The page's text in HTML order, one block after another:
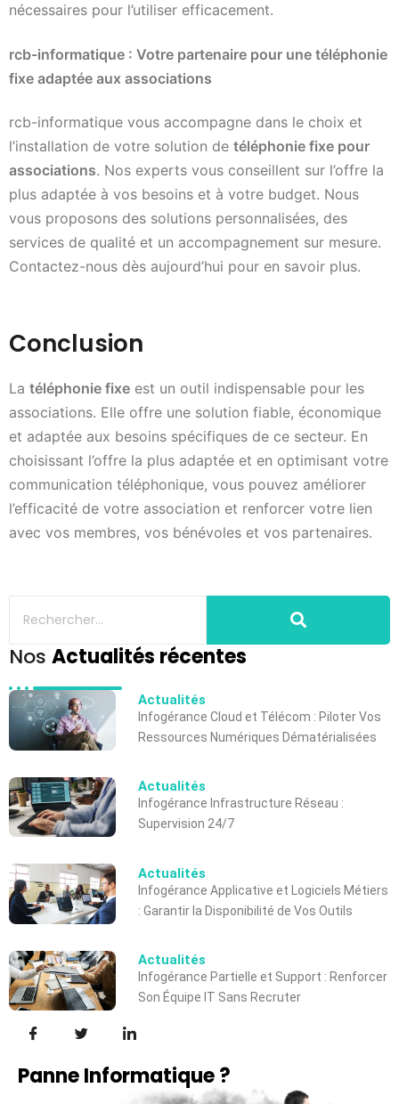
nécessaires pour l’utiliser efficacement.
rcb-informatique : Votre partenaire pour une téléphonie
fixe adaptée aux associations
rcb-informatique vous accompagne dans le choix et
l’installation de votre solution de téléphonie fixe pour
associations. Nos experts vous conseillent sur l’offre la
plus adaptée à vos besoins et à votre budget. Nous
vous proposons des solutions personnalisées, des
services de qualité et un accompagnement sur mesure.
Contactez-nous dès aujourd’hui pour en savoir plus.
Conclusion
La téléphonie fixe est un outil indispensable pour les
associations. Elle offre une solution fiable, économique
et adaptée aux besoins spécifiques de ce secteur. En
choisissant l’offre la plus adaptée et en optimisant votre
communication téléphonique, vous pouvez améliorer
l’efficacité de votre association et renforcer votre lien
avec vos membres, vos bénévoles et vos partenaires.
Nos Actualités récentes
Actualités
Infogérance Cloud et Télécom : Piloter Vos
Ressources Numériques Dématérialisées
Actualités
Infogérance Infrastructure Réseau :
Supervision 24/7
Actualités
Infogérance Applicative et Logiciels Métiers
: Garantir la Disponibilité de Vos Outils
Actualités
Infogérance Partielle et Support : Renforcer
Son Équipe IT Sans Recruter
Panne Informatique ?